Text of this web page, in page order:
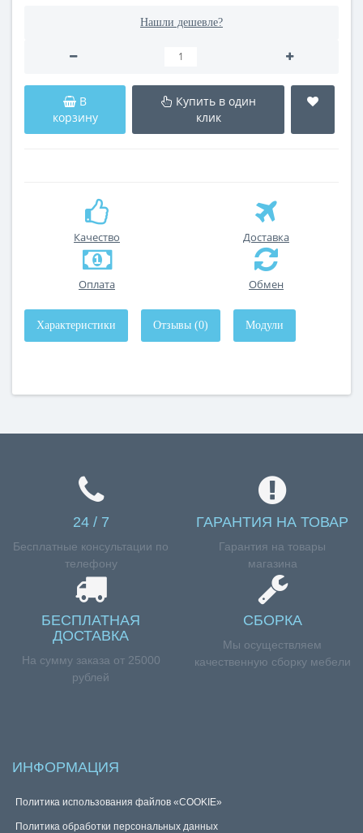
Нашли дешевле?
В
корзину
Купить в один
клик
Качество Доставка
Оплата Обмен
Характеристики Отзывы (0) Модули
24 / 7
Бесплатные консультации по
телефону
ГАРАНТИЯ НА ТОВАР
Гарантия на товары
магазина
БЕСПЛАТНАЯ
ДОСТАВКА
На сумму заказа от 25000
рублей
СБОРКА
Мы осуществляем
качественную сборку мебели
ИНФОРМАЦИЯ
Политика использования файлов «COOKIE»
Политика обработки персональных данных